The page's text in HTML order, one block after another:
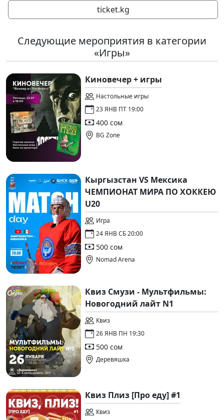
ticket.kg
Следующие мероприятия в категории
«Игры»
Киновечер + игры
Настольные игры
23 ЯНВ ПТ 19:00
400 сом
BG Zone
Кыргызстан VS Мексика
ЧЕМПИОНАТ МИРА ПО ХОККЕЮ
U20
Игра
24 ЯНВ СБ 20:00
500 сом
Nomad Arena
Квиз Смузи - Мультфильмы:
Новогодний лайт N1
Квиз
26 ЯНВ ПН 19:30
500 сом
Деревяшка
Квиз Плиз [Про еду] #1
Квиз